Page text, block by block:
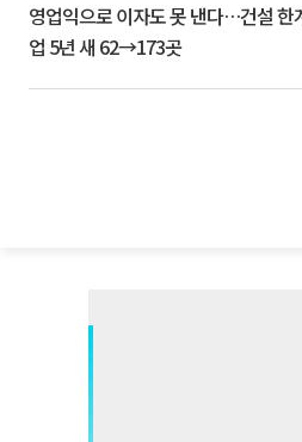
영업익으로 이자도 못 낸다…건설 한
업 5년 새 62→173곳